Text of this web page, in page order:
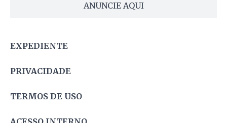
ANUNCIE AQUI
EXPEDIENTE
PRIVACIDADE
TERMOS DE USO